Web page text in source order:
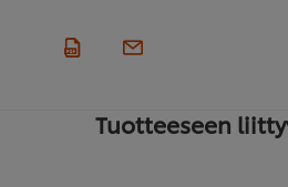
Tuotteeseen